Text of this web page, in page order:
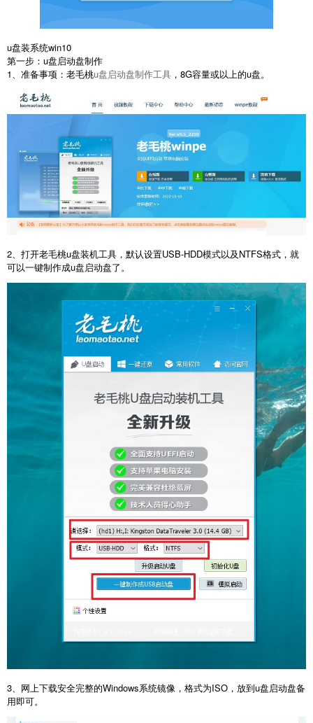
u盘装系统win10
第一步：u盘启动盘制作
1、准备事项：老毛桃u盘启动盘制作工具 ，8G容量或以上的u盘。
2、打开老毛桃u盘装机工具，默认设置USB-HDD模式以及NTFS格式，就
可以一键制作成u盘启动盘了。
3、网上下载安全完整的Windows系统镜像，格式为ISO，放到u盘启动盘备
用即可。